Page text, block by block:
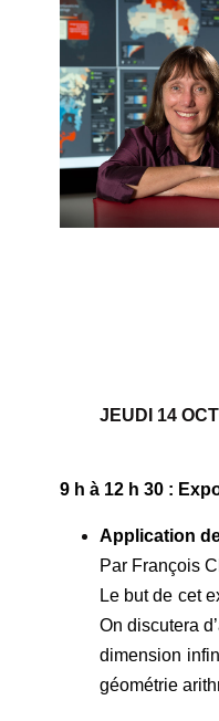
JEUDI 14
9 h à 12 h 30 :
Application
Par François
Le but de cet
On discutera
dimension
géométrie